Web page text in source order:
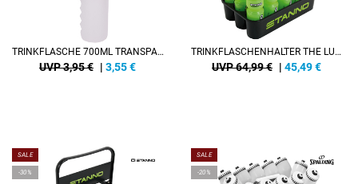
TRINKFLASCHE 700ML TRANSPARENT
UVP 3,95 € | 3,55€
TRINKFLASCHENHALTER THE LUXE
UVP 64,99 € | 45,49€
SALE
-30%
SALE
-20%